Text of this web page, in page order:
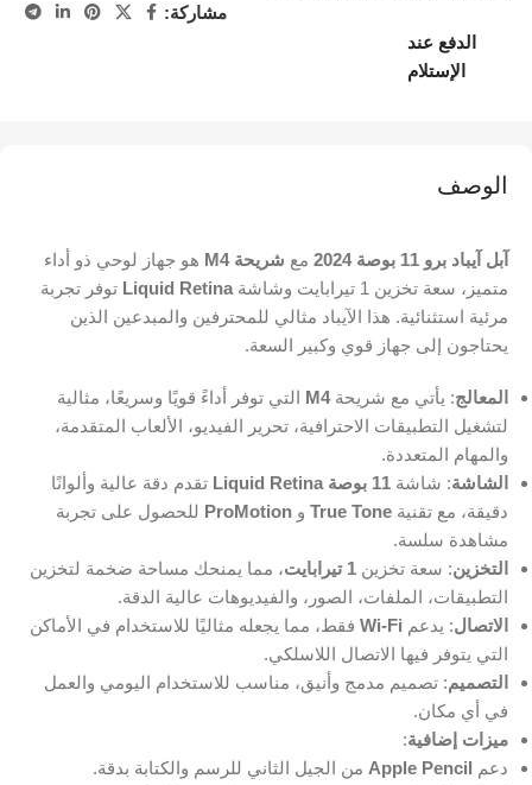
مشاركة:
الدفع عند
الإستلام
الوصف
آبل آيباد برو 11 بوصة 2024 مع شريحة M4
هو جهاز لوحي ذو أداء
متميز، سعة تخزين 1 تيرابايت وشاشة
Liquid Retina توفر تجربة
مرئية استثنائية. هذا الآيباد مثالي للمحترفين والمبدعين الذين
يحتاجون إلى جهاز قوي وكبير السعة.
المعالج: يأتي مع شريحةM4 التي توفر أداءً قويًا وسريعًا، مثالية
لتشغيل التطبيقات الاحترافية، تحرير الفيديو، الألعاب المتقدمة،
والمهام المتعددة.
الشاشة: شاشة 11 بوصة Liquid Retina تقدم دقة عالية وألوانًا
دقيقة، مع تقنية True Tone و ProMotion للحصول على تجربة
مشاهدة سلسة.
التخزين: سعة تخزين 1 تيرابايت
، مما يمنحك مساحة ضخمة لتخزين
التطبيقات، الملفات، الصور، والفيديوهات عالية الدقة.
الاتصال: يدعم Wi-Fi فقط، مما يجعله مثاليًا للاستخدام في الأماكن
التي يتوفر فيها الاتصال اللاسلكي.
التصميم: تصميم مدمج وأنيق، مناسب للاستخدام اليومي والعمل
في أي مكان.
ميزات إضافية:
دعم Apple Pencil من الجيل الثاني للرسم والكتابة بدقة.